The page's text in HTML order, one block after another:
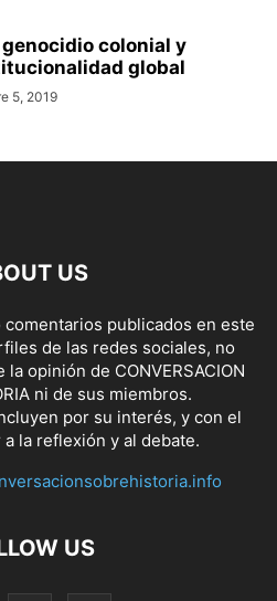
genocidio colonial y
global
5, 2019
US
publicados en este
de las redes sociales, no
opinión de CONVERSACION
ni de sus miembros.
por su interés, y con el
la reflexión y al debate.
US